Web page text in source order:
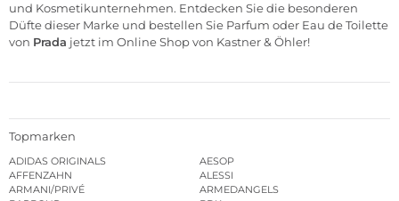
und Kosmetikunternehmen. Entdecken Sie die besonderen
Düftedieser Marke und bestellen Sie Parfum oder Eau de Toilette
von Prada jetzt im Online Shop von Kastner & Öhler!
Topmarken
ADIDAS ORIGINALS
AESOP
AFFENZAHN
ALESSI
ARMANI/PRIVÉ
ARMEDANGELS